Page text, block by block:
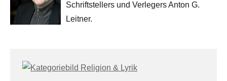
Schriftstellers und Verlegers Anton G.
Leitner.